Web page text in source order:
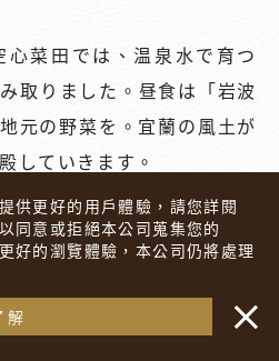
ぐ予約
菜田では、温泉水で育つ
取りました。昼食は「岩波
元の野菜を。宜蘭の風土が
していきます。
供更好的用戶體驗，請您詳閱
同意或拒絕本公司蒐集您的
好的瀏覽體驗，本公司仍將處理
解
・・